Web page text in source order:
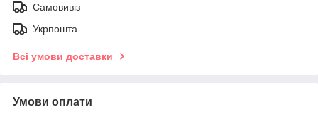
Самовивіз
Укрпошта
Всі умови доставки
Умови оплати